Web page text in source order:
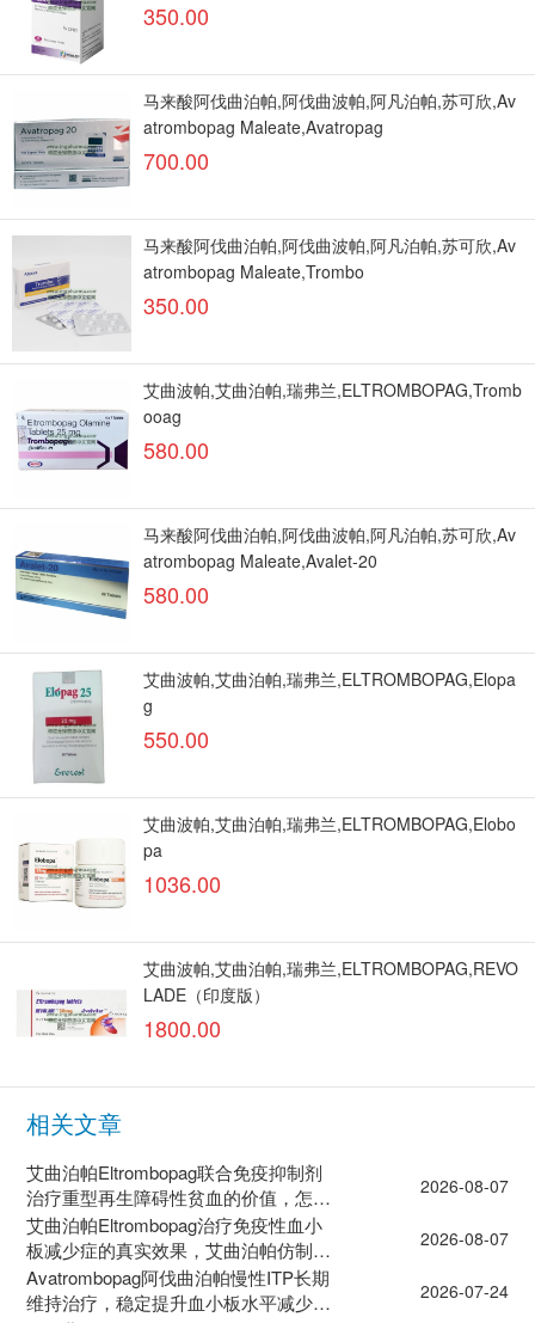
350.00
马来酸阿伐曲泊帕,阿伐曲波帕,阿凡泊帕,苏可欣,Av
atrombopag Maleate,Avatropag
700.00
马来酸阿伐曲泊帕,阿伐曲波帕,阿凡泊帕,苏可欣,Av
atrombopag Maleate,Trombo
350.00
艾曲波帕,艾曲泊帕,瑞弗兰,ELTROMBOPAG,Tromb
ooag
580.00
马来酸阿伐曲泊帕,阿伐曲波帕,阿凡泊帕,苏可欣,Av
atrombopag Maleate,Avalet-20
580.00
艾曲波帕,艾曲泊帕,瑞弗兰,ELTROMBOPAG,Elopa
g
550.00
艾曲波帕,艾曲泊帕,瑞弗兰,ELTROMBOPAG,Elobo
pa
1036.00
艾曲波帕,艾曲泊帕,瑞弗兰,ELTROMBOPAG,REVO
LADE（印度版）
1800.00
相关文章
艾曲泊帕Eltrombopag联合免疫抑制剂
治疗重型再生障碍性贫血的价值，怎么
去印度药房买药？
2026-08-07
艾曲泊帕Eltrombopag治疗免疫性血小
板减少症的真实效果，艾曲泊帕仿制药
有几种？
2026-08-07
Avatrombopag阿伐曲泊帕慢性ITP长期
维持治疗，稳定提升血小板水平减少出
2026-07-24